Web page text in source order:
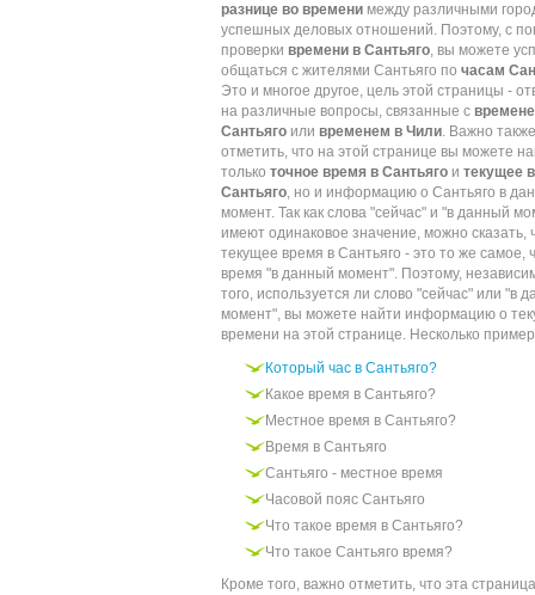
разнице во времени между различными
успешных деловых отношений. Поэтому, с
проверки времени в Сантьяго, вы можете
общаться с жителями Сантьяго по часам
Это и многое другое, цель этой страницы -
на различные вопросы, связанные с
Сантьяго или временем в Чили. Важно также
отметить, что на этой странице вы можете
только точное время в Сантьяго и текущее
Сантьяго, но и информацию о Сантьяго в
момент. Так как слова "сейчас" и "в данный
имеют одинаковое значение, можно сказать,
текущее время в Сантьяго - это то же самое,
время "в данный момент". Поэтому,
того, используется ли слово "сейчас" или "в
момент", вы можете найти информацию о
времени на этой странице. Несколько
Который час в Сантьяго?
Какое время в Сантьяго?
Местное время в Сантьяго?
Время в Сантьяго
Сантьяго - местное время
Часовой пояс Сантьяго
Что такое время в Сантьяго?
Что такое Сантьяго время?
Кроме того, важно отметить, что эта страница